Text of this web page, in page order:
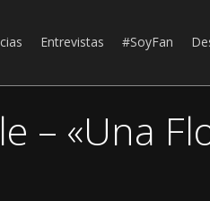
Entrevistas #SoyFan
– «Una